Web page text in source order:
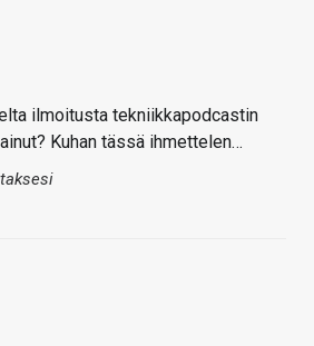
ilmoitusta tekniikkapodcastin
Kuhan tässä ihmettelen…